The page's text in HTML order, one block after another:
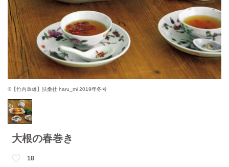
©【竹内章雄】扶桑社 haru_mi 2019年冬号
大根の春巻き
18